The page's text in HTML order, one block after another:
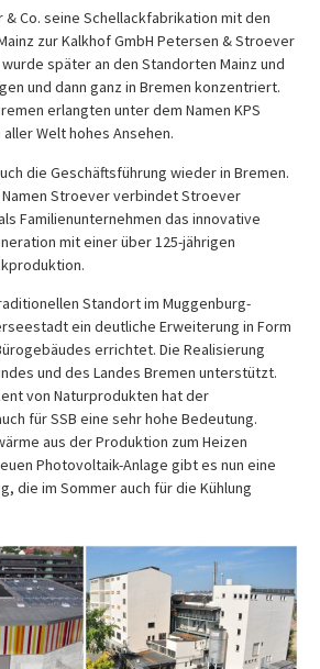
Co. seine Schellackfabrikation mit den
zur Kalkhof GmbH Petersen & Stroever
wurde später an den Standorten Mainz und
und dann ganz in Bremen konzentriert.
erlangten unter dem Namen KPS
Welt hohes Ansehen.
die Geschäftsführung wieder in Bremen.
Stroever verbindet Stroever
Familienunternehmen das innovative
mit einer über 125-jährigen
Standort im Muggenburg-
ein deutliche Erweiterung in Form
errichtet. Die Realisierung
und des Landes Bremen unterstützt.
von Naturprodukten hat der
für SSB eine sehr hohe Bedeutung.
aus der Produktion zum Heizen
Photovoltaik-Anlage gibt es nun eine
die im Sommer auch für die Kühlung